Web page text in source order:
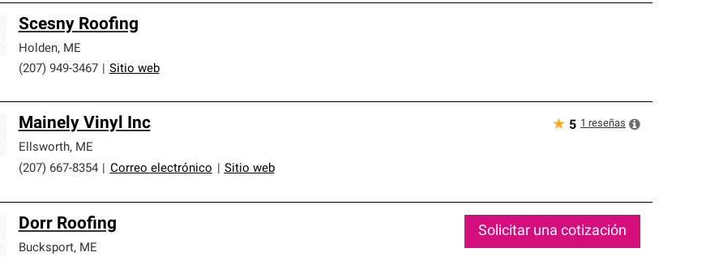
Scesny Roofing
Holden, ME
(207) 949-3467
Sitio web
Mainely Vinyl Inc
Ellsworth, ME
(207) 667-8354
Correo electrónico Sitio web
★ 5 1 reseñas
Dorr Roofing
Bucksport, ME
Solicitar una cotización